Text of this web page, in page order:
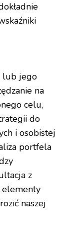
lub jego
na
celu,
do
i osobistej
portfela
z
naszej